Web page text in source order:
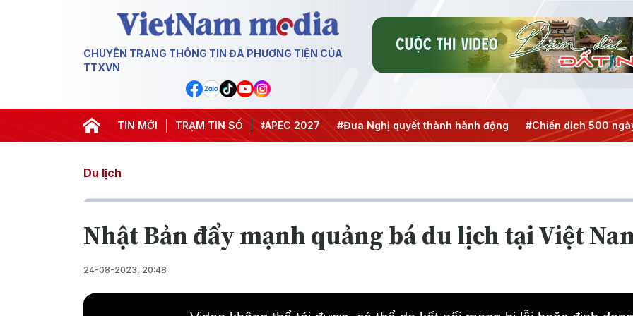
CHUYÊN TRANG THÔNG TIN ĐA PHƯƠNG TIỆN CỦA
TTXVN
TIN MỚI TRẠM TIN SỐ
#Hội nghị Trung ương 3 #APEC 2027 #Đưa Nghị quyết thành hành động #Chiến dịch 500 ngày đêm
Du lịch
Nhật Bản đẩy mạnh quảng bá du lịch tại Việt
24-08-2023, 20:48
This